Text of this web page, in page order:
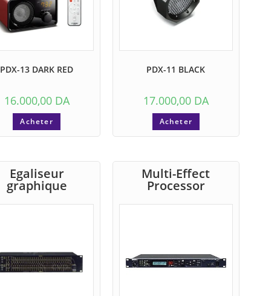
PDX-13 DARK RED
16.000,00DA
Acheter
PDX-11 BLACK
17.000,00DA
Acheter
Egaliseur
graphique
Multi-Effect
Processor